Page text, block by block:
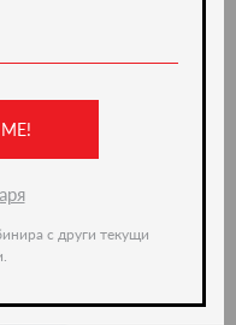
с други текущи